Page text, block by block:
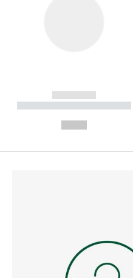
------------
----------- ----------- --------